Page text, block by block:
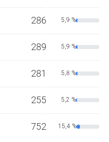
286 5,9 %
289 5,9 %
281 5,8 %
255 5,2 %
752 15,4 %